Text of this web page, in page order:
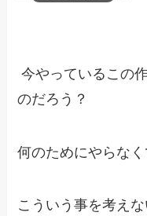
今やっているこの
のだろう？
何のためにやらな
こういう事を考えな